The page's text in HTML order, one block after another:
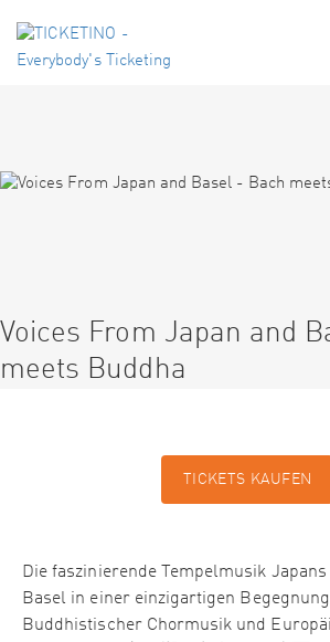
Voices From Japan and
meets Buddha
TICKETS KAUFEN
Die faszinierende Tempelmusik
Basel in einer einzigartigen
Buddhistischer Chormusik und